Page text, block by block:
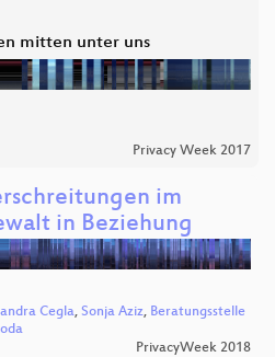
mitten unter uns
Privacy Week 2017
im
in Beziehung
Cegla, Sonja Aziz, Beratungsstelle
PrivacyWeek 2018